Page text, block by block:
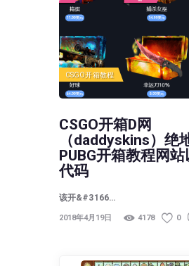
CSGO开箱教程
CSGO开箱D网
（daddyskins）绝
PUBG开箱教程网
代码
该开&#3166…
2018年4月19日 4178 0